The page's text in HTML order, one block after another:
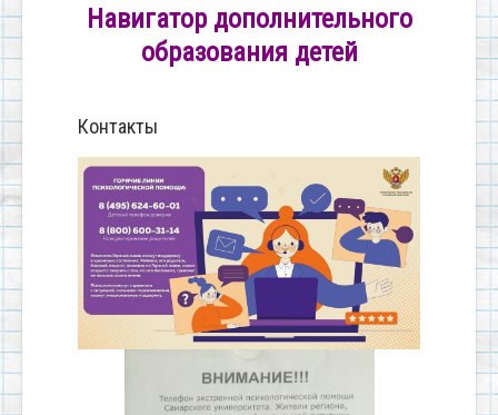
Навигатор дополнительного
образования детей
Контакты